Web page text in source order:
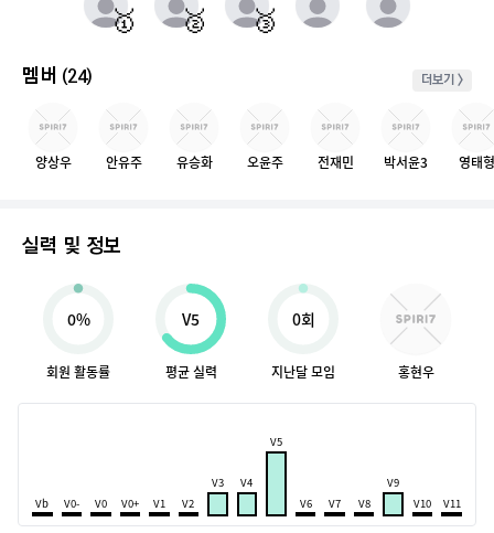
🥇 🥈 🥉
멤버 (24) 더보기 >
양상우 안유주 유승화 오윤주 전재민 박서윤3 영태형
실력 및 정보
0%
회원 활동률
V5
평균 실력
0회
지난달 모임 홍현우
Vb V0- V0 V0+ V1 V2
V3 V4
V5
V6 V7 V8
V9
V10
V11